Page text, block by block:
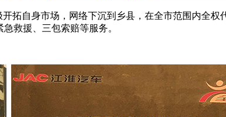
自身市场，网络下沉到乡县，在全市范围内全权
救援、三包索赔等服务。